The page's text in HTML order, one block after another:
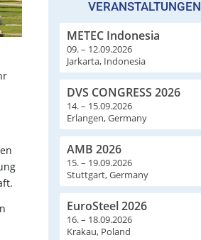
VERANSTALTUNGEN
METEC Indonesia
09. – 12.09.2026
Jarkarta, Indonesia
DVS CONGRESS 2026
14. – 15.09.2026
Erlangen, Germany
AMB 2026
15. – 19.09.2026
Stuttgart, Germany
EuroSteel 2026
16. – 18.09.2026
Krakau, Poland